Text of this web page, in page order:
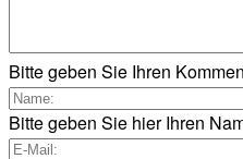
Bitte geben Sie Ihren
Bitte geben Sie hier Ihren